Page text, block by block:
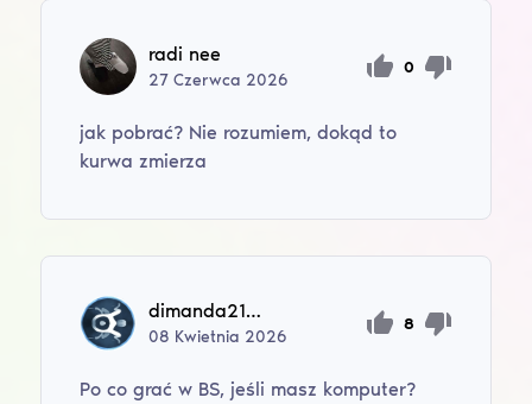
radi nee
27Czerwca 2026
0
jak pobrać? Nie rozumiem, dokąd to
kurwa zmierza
dimanda21daa11
08 Kwietnia 2026
8
Po co grać w BS, jeśli masz komputer?